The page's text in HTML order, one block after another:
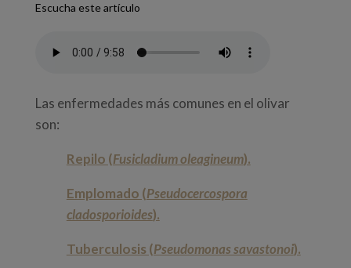
Escucha este artículo
Las enfermedades más comunes en el olivar
son:
Repilo (Fusicladium oleagineum).
Emplomado (Pseudocercospora
cladosporioides).
Tuberculosis (Pseudomonas savastonoi).